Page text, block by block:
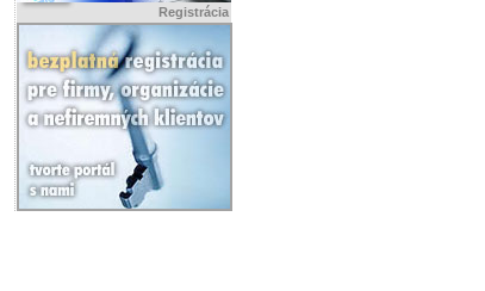
Registrácia